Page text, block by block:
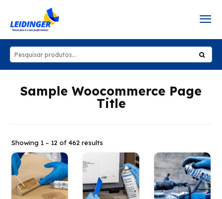
Sample Woocommerce Page
Title
Showing 1 – 12 of 462 results